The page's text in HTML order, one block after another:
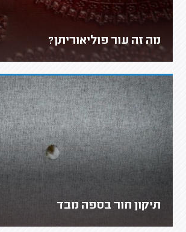
מה זה עור פוליאוריתן?
תיקון חור בספה מבד